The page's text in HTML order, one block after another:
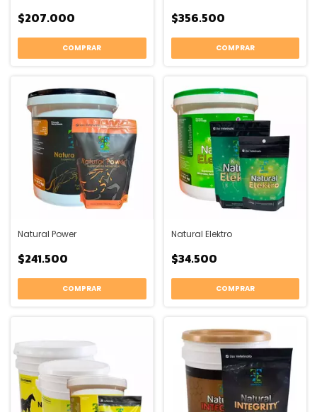
$207.000
COMPRAR
$356.500
COMPRAR
Natural Power
$241.500
COMPRAR
Natural Elektro
$34.500
COMPRAR